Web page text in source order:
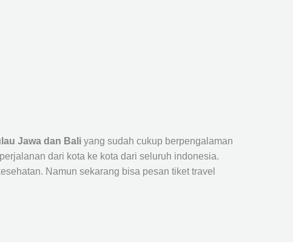
Jawa dan Bali yang sudah cukup berpengalaman
dari kota ke kota dari seluruh indonesia.
Namun sekarang bisa pesan tiket travel